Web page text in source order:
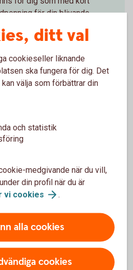
för din blivande
lånelöfte
bolån till oss
ditt val
cookieseller liknande
ska fungera för dig. Det
välja som förbättrar din
och statistik
medgivande när du vill,
din profil när du är
vi cookies .
alla cookies
cookies